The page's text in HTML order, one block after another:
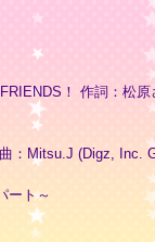
！ 作詞：松
：Mitsu.J (Digz, Inc.
ート～